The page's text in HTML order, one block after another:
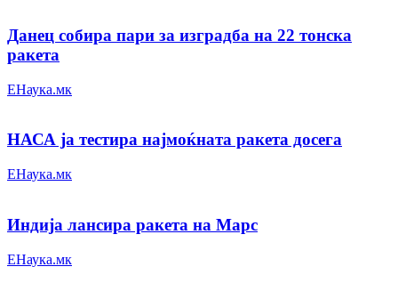
Данец собира пари за изградба на 22 тонска
ракета
ЕНаука.мк
НАСА ја тестира најмоќната ракета досега
ЕНаука.мк
Индија лансира ракета на Марс
ЕНаука.мк